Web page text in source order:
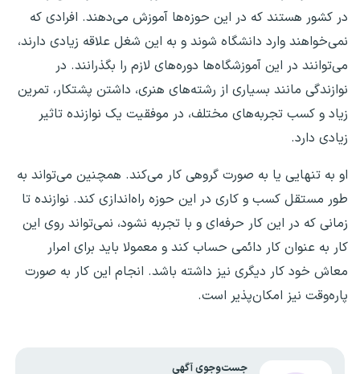
در کشور هستند که در این حوزه‌ها آموزش می‌دهند. افرادی که
نمی‌خواهند وارد دانشگاه شوند و به این شغل علاقه زیادی دارند،
می‌توانند در این آموزشگاه‌ها دوره‌های لازم را بگذرانند. در
نوازندگی مانند بسیاری از رشته‌های هنری، داشتن پشتکار، تمرین
زیاد و کسب تجربه‌های مختلف، در موفقیت یک نوازنده تاثیر
زیادی دارد.
او به تنهایی یا به صورت گروهی کار می‌کند. همچنین می‌تواند به
طور مستقل کسب و کاری در این حوزه راه‌اندازی کند. نوازنده تا
زمانی که در این کار حرفه‌ای و با تجربه نشود، نمی‌تواند روی این
کار به عنوان کار دائمی حساب کند و معمولا باید برای امرار
معاش خود کار دیگری نیز داشته باشد. انجام این کار به صورت
پاره‌وقت نیز امکان‌پذیر است.
جست‌وجوی آگهی